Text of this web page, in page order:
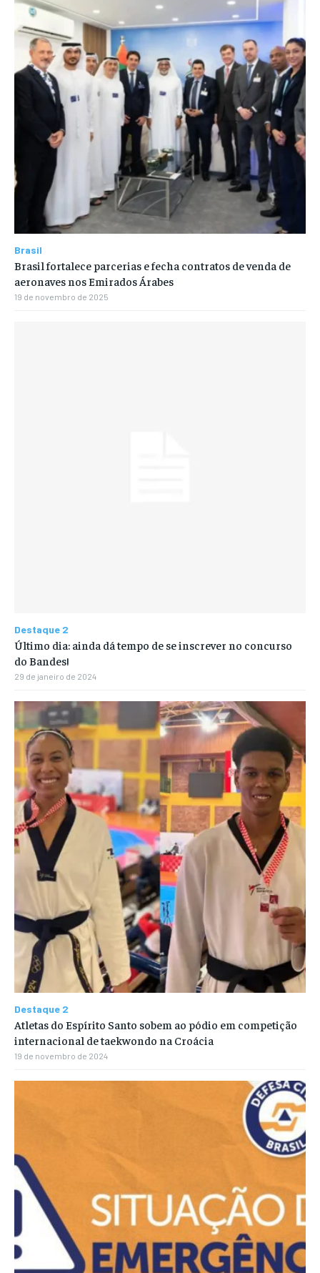
Brasil
Brasil fortalece parcerias e fecha contratos de venda de
aeronaves nos Emirados Árabes
19 de novembro de 2025
Destaque 2
Último dia: ainda dá tempo de se inscrever no concurso
do Bandes!
29 de janeiro de 2024
Destaque 2
Atletas do Espírito Santo sobem ao pódio em competição
internacional de taekwondo na Croácia
19 de novembro de 2024